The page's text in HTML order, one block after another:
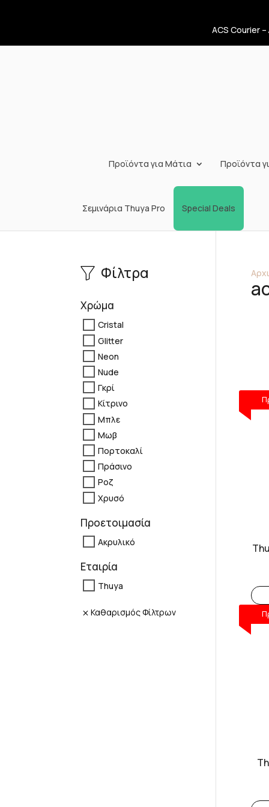
ACS Courier –
Προϊόντα για Μάτια Προϊόντα
Σεμινάρια Thuya Pro Special Deals
Φίλτρα
Χρώμα
Cristal
Glitter
Neon
Nude
Γκρί
Κίτρινο
Μπλε
Μωβ
Πορτοκαλί
Πράσινο
Ροζ
Χρυσό
Προετοιμασία
Ακρυλικό
Εταιρία
Thuya
Καθαρισμός Φίλτρων